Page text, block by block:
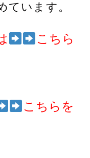
ています。
こちら
こちらを